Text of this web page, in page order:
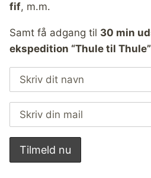
fif, m.m.
Samt få adgang til 30 min
ekspedition “Thule til Thule”